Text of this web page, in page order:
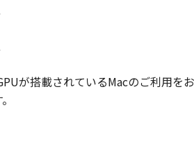
が搭載されているMacのご利用を